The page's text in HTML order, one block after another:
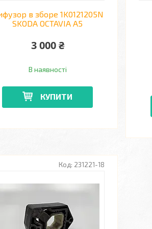
в зборе 1K0121205N
SKODA OCTAVIA A5
3 000 ₴
В наявності
КУПИТИ
231221-18